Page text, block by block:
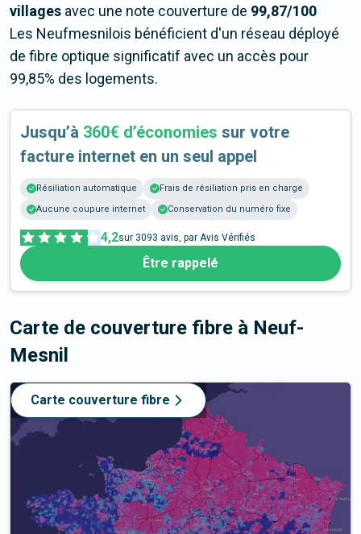
villages avec une note couverture de 99,87/100
Les Neufmesnilois bénéficient d'un réseau déployé
de fibre optique significatif avec un accès pour
99,85% des logements.
Jusqu’à 360€ d’économies sur votre
facture internet en un seul appel
Résiliation automatique
Frais de résiliation pris en charge
Aucune coupure internet
Conservation du numéro fixe
4,2sur 3093 avis, par Avis Vérifiés
Être rappelé
Carte de couverture fibre à Neuf-
Mesnil
Carte couverture fibre